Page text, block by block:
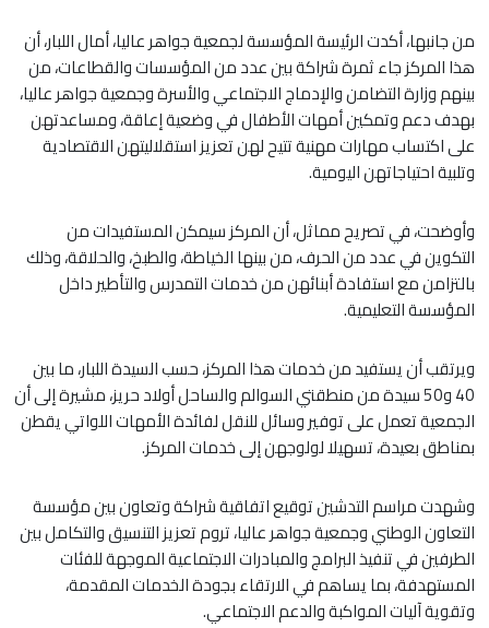
من جانبها، أكدت الرئيسة المؤسسة لجمعية جواهر عاليا، أمال اللبار، أن
هذا المركز جاء ثمرة شراكة بين عدد من المؤسسات والقطاعات، من
بينهم وزارة التضامن والإدماج الاجتماعي والأسرة وجمعية جواهر عاليا،
بهدف دعم وتمكين أمهات الأطفال في وضعية إعاقة، ومساعدتهن
على اكتساب مهارات مهنية تتيح لهن تعزيز استقلاليتهن الاقتصادية
وتلبية احتياجاتهن اليومية.
وأوضحت، في تصريح مماثل، أن المركز سيمكن المستفيدات من
التكوين في عدد من الحرف، من بينها الخياطة، والطبخ، والحلاقة، وذلك
بالتزامن مع استفادة أبنائهن من خدمات التمدرس والتأطير داخل
المؤسسة التعليمية.
ويرتقب أن يستفيد من خدمات هذا المركز، حسب السيدة اللبار، ما بين
40 و50 سيدة من منطقتي السوالم والساحل أولاد حريز، مشيرة إلى أن
الجمعية تعمل على توفير وسائل للنقل لفائدة الأمهات اللواتي يقطن
بمناطق بعيدة، تسهيلا لولوجهن إلى خدمات المركز.
وشهدت مراسم التدشين توقيع اتفاقية شراكة وتعاون بين مؤسسة
التعاون الوطني وجمعية جواهر عاليا، تروم تعزيز التنسيق والتكامل بين
الطرفين في تنفيذ البرامج والمبادرات الاجتماعية الموجهة للفئات
المستهدفة، بما يساهم في الارتقاء بجودة الخدمات المقدمة،
وتقوية آليات المواكبة والدعم الاجتماعي.